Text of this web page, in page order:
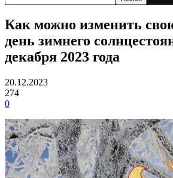
Как можно изменить
день зимнего
декабря 2023 года
20.12.2023
274
0